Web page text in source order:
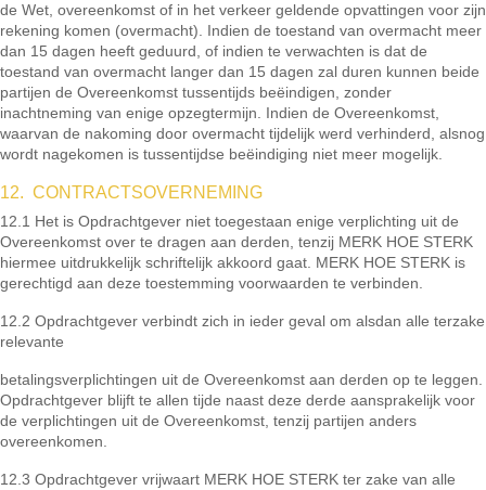
de Wet, overeenkomst of in het verkeer geldende opvattingen voor zijn
rekening komen (overmacht). Indien de toestand van overmacht meer
dan 15 dagen heeft geduurd, of indien te verwachten is dat de
toestand van overmacht langer dan 15 dagen zal duren kunnen beide
partijen de Overeenkomst tussentijds beëindigen, zonder
inachtneming van enige opzegtermijn. Indien de Overeenkomst,
waarvan de nakoming door overmacht tijdelijk werd verhinderd, alsnog
wordt nagekomen is tussentijdse beëindiging niet meer mogelijk.
12. CONTRACTSOVERNEMING
12.1 Het is Opdrachtgever niet toegestaan enige verplichting uit de
Overeenkomst over te dragen aan derden, tenzij MERK HOE STERK
hiermee uitdrukkelijk schriftelijk akkoord gaat. MERK HOE STERK is
gerechtigd aan deze toestemming voorwaarden te verbinden.
12.2 Opdrachtgever verbindt zich in ieder geval om alsdan alle terzake
relevante
betalingsverplichtingen uit de Overeenkomst aan derden op te leggen.
Opdrachtgever blijft te allen tijde naast deze derde aansprakelijk voor
de verplichtingen uit de Overeenkomst, tenzij partijen anders
overeenkomen.
12.3 Opdrachtgever vrijwaart MERK HOE STERK ter zake van alle